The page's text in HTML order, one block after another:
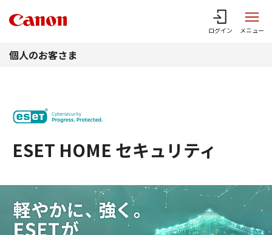
ログイン メニュー
個人のお客さま
ESET HOME セキュリティ